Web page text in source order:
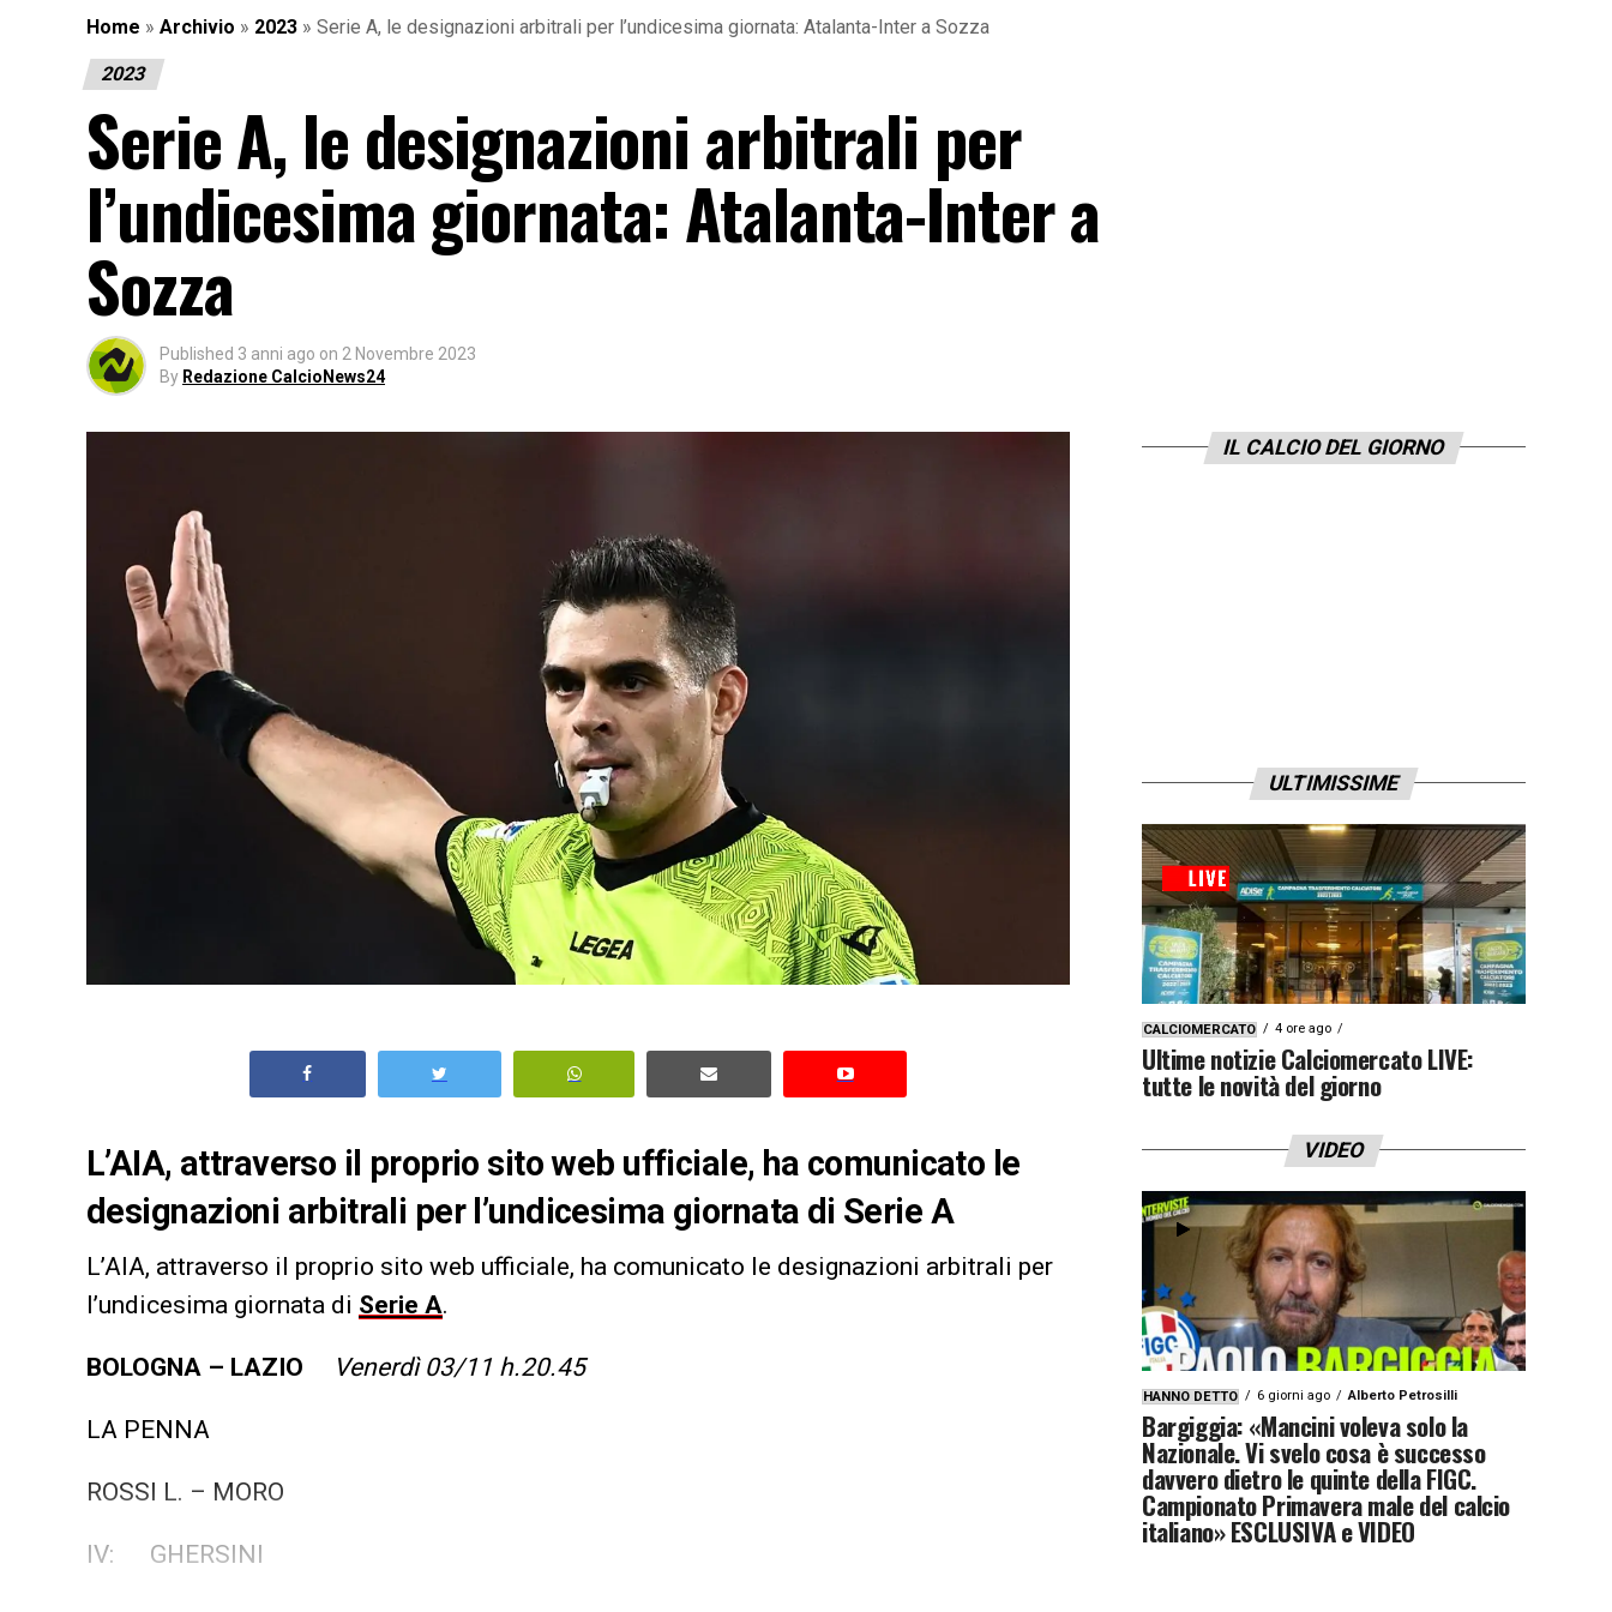
Home » Archivio » 2023 » Serie A, le designazioni arbitrali per l’undicesima giornata: Atalanta-Inter a Sozza
2023
Serie A, le designazioni arbitrali per
l’undicesima giornata: Atalanta-Inter a
Sozza
Published 3 anni ago on 2 Novembre 2023
By Redazione CalcioNews24
L’AIA, attraverso il proprio sito web ufficiale, ha comunicato le
designazioni arbitrali per l’undicesima giornata di Serie A
L’AIA, attraverso il proprio sito web ufficiale, ha comunicato le designazioni arbitrali per
l’undicesima giornata di Serie A.
BOLOGNA – LAZIO Venerdì 03/11 h.20.45
LA PENNA
ROSSI L. – MORO
IV: GHERSINI
IL CALCIO DEL GIORNO
ULTIMISSIME
CALCIOMERCATO 4 ore ago
Ultime notizie Calciomercato LIVE:
tutte le novità del giorno
VIDEO
HANNO DETTO 6 giorni ago Alberto Petrosilli
Bargiggia: «Mancini voleva solo la
Nazionale. Vi svelo cosa è successo
davvero dietro le quinte della FIGC.
Campionato Primavera male del calcio
italiano» ESCLUSIVA e VIDEO